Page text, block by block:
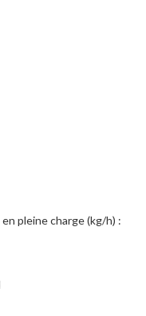
pleine charge (kg/h) :